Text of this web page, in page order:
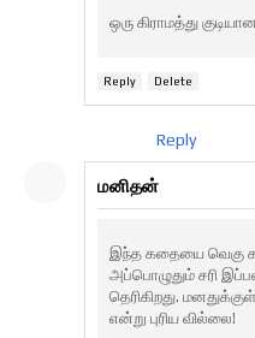
ஒரு கிராமத்து
Reply Delete
Reply
மனிதன்
இந்த கதையை வெகு
அப்பொழுதும் சரி
தெரிகிறது.
என்று புரிய வில்லை!